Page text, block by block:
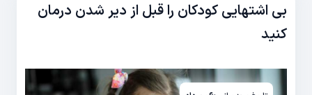
بی اشتهایی کودکان را قبل از دیر شدن درمان
کنید